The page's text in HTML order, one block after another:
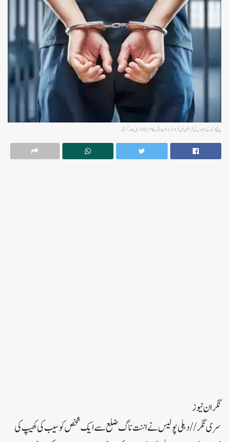
پانچ لاکھ کے سیبوں کی فراہمی میں فراڈ، فراراننت ناگ کا ملزم 10سال بعدگرفتار
نگران نیوز
سری نگر// دہلی پولیس نے اننت ناگ ضلع سے ایک شخص کو سیب کی کھیپ کی